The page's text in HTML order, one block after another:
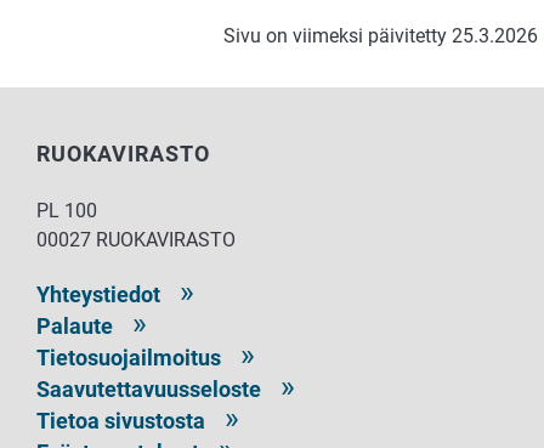
Sivu on viimeksi päivitetty 25.3.2026
RUOKAVIRASTO
PL 100
00027 RUOKAVIRASTO
Yhteystiedot
Palaute
Tietosuojailmoitus
Saavutettavuusseloste
Tietoa sivustosta